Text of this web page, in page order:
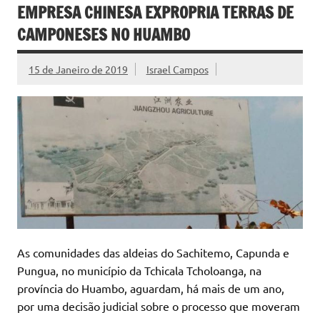
EMPRESA CHINESA EXPROPRIA TERRAS DE
CAMPONESES NO HUAMBO
15 de Janeiro de 2019 Israel Campos
As comunidades das aldeias do Sachitemo, Capunda e
Pungua, no município da Tchicala Tcholoanga, na
província do Huambo, aguardam, há mais de um ano,
por uma decisão judicial sobre o processo que moveram